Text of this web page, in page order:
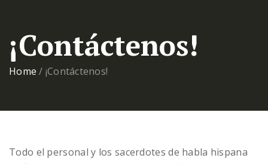
¡Contáctenos!
Home / ¡Contáctenos!
Todo el personal y los sacerdotes de habla hispana